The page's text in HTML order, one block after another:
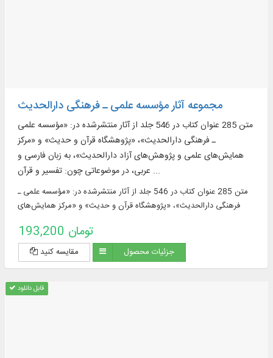
مجموعه آثار مؤسسه علمی ـ فرهنگی دارالحدیث
متن 285 عنوان کتاب در 546 جلد از آثار منتشرشده در: «مؤسسه علمی
ـ فرهنگی دارالحدیث»، «پژوهشگاه قرآن و حدیث» و «مرکز
همایش‌های علمی و پژوهش‌های آزاد دارالحدیث»، به زبان فارسی و
عربی، در موضوعاتی چون: تفسیر و قرآن ...
متن 285 عنوان کتاب در 546 جلد از آثار منتشرشده در: «مؤسسه علمی ـ
فرهنگی دارالحدیث»، «پژوهشگاه قرآن و حدیث» و «مرکز همایش‌های
چون: تفسیر و قرآن ...
193,200 تومان
مقایسه کنید جزئیات محصول
قابل دانلود